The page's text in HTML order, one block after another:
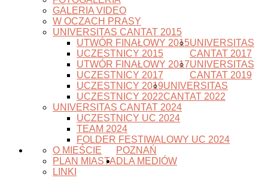
GALERIA VIDEO
W OCZACH PRASY
UNIVERSITAS CANTAT 2015
UTWÓR FINAŁOWY 2015
UCZESTNICY 2015
UNIVERSITAS
CANTAT 2017
UTWÓR FINAŁOWY 2017
UCZESTNICY 2017
UNIVERSITAS
CANTAT 2019
UCZESTNICY 2019UNIVERSITAS
CANTAT 2022
UCZESTNICY 2022
UNIVERSITAS CANTAT 2024
UCZESTNICY UC 2024
TEAM 2024
FOLDER FESTIWALOWY UC 2024
POZNAŃ
O MIEŚCIE
PLAN MIASTA
LINKI
DLA MEDIÓW